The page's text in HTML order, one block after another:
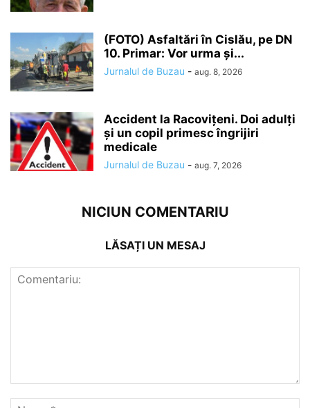
(FOTO) Asfaltări în Cislău, pe DN
10. Primar: Vor urma și...
Jurnalul de Buzau - aug. 8, 2026
Accident la Racovițeni. Doi adulți
și un copil primesc îngrijiri
medicale
Jurnalul de Buzau - aug. 7, 2026
NICIUN COMENTARIU
LĂSAȚI UN MESAJ